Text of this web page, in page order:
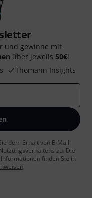
und gewinne mit
über jeweils 50€!
Thomann Insights
dem Erhalt von E-Mail-
zu. Die
finden Sie in
.